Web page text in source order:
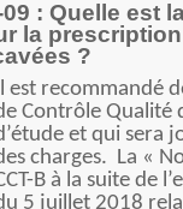
09 : Quelle est
la
?
est recommandé
Contrôle Qualité
et qui sera
charges. La «
B à la suite de
5 juillet 2018